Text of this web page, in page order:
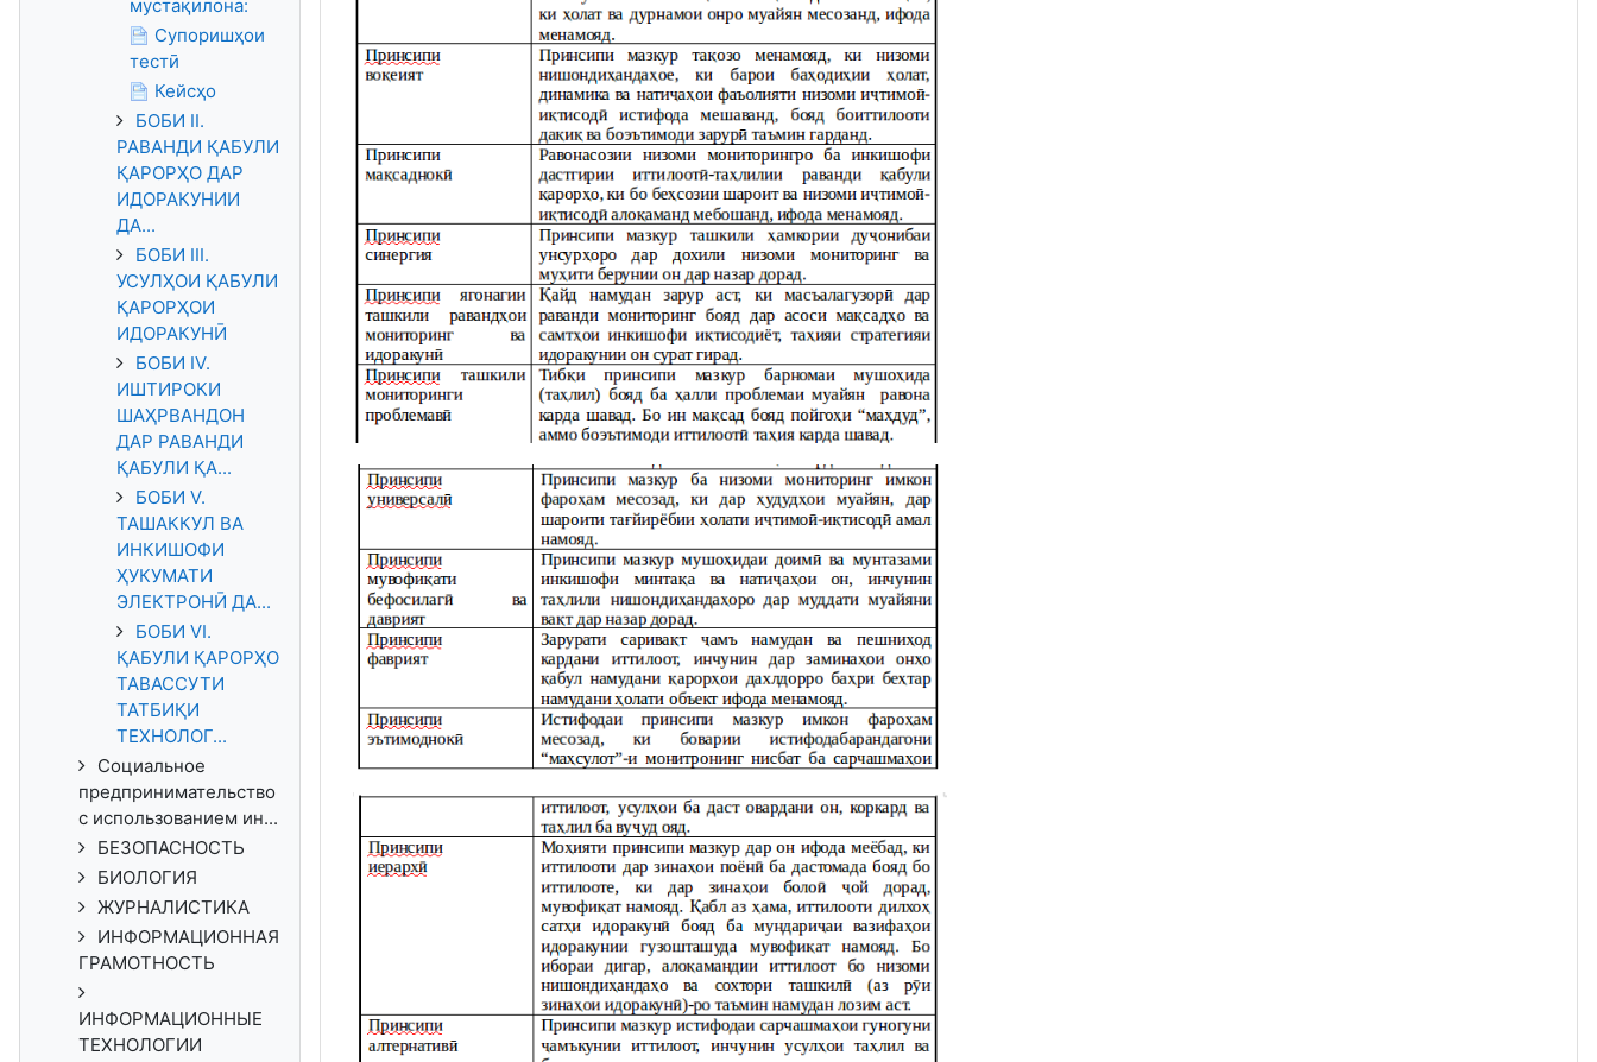
мустақилона:
Супоришҳои
тестӣ
Кейсҳо
БОБИ II.
РАВАНДИ ҚАБУЛИ
ҚАРОРҲО ДАР
ИДОРАКУНИИ
ДА...
БОБИ III.
УСУЛҲОИ ҚАБУЛИ
ҚАРОРҲОИ
ИДОРАКУНӢ
БОБИ IV.
ИШТИРОКИ
ШАҲРВАНДОН
ДАР РАВАНДИ
ҚАБУЛИ ҚА...
БОБИ V.
ТАШАККУЛ ВА
ИНКИШОФИ
ҲУКУМАТИ
ЭЛЕКТРОНӢ ДА...
БОБИ VI.
ҚАБУЛИ ҚАРОРҲО
ТАВАССУТИ
ТАТБИҚИ
ТЕХНОЛОГ...
Социальное
предпринимательство
с использованием ин...
БЕЗОПАСНОСТЬ
БИОЛОГИЯ
ЖУРНАЛИСТИКА
ИНФОРМАЦИОННАЯ
ГРАМОТНОСТЬ
ИНФОРМАЦИОННЫЕ
ТЕХНОЛОГИИ